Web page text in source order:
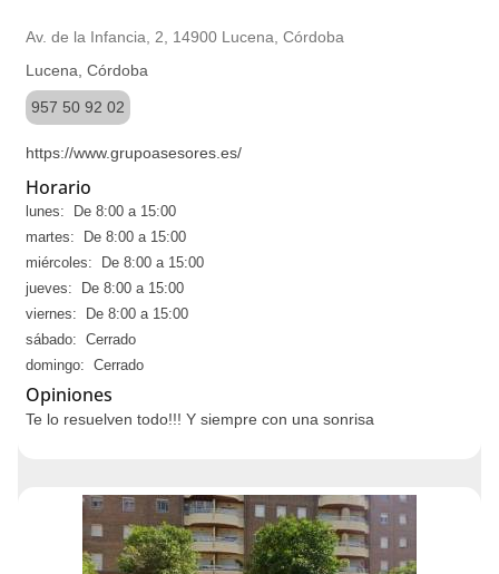
Av. de la Infancia, 2, 14900 Lucena, Córdoba
Lucena, Córdoba
957 50 92 02
https://www.grupoasesores.es/
Horario
lunes: De 8:00 a 15:00
martes: De 8:00 a 15:00
miércoles: De 8:00 a 15:00
jueves: De 8:00 a 15:00
viernes: De 8:00 a 15:00
sábado: Cerrado
domingo: Cerrado
Opiniones
Te lo resuelven todo!!! Y siempre con una sonrisa